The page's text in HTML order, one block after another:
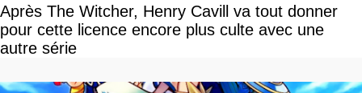
Après The Witcher, Henry Cavill va tout donner
pour cette licence encore plus culte avec une
autre série